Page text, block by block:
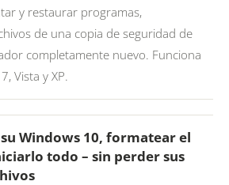
y restaurar programas,
de una copia de seguridad de
completamente nuevo. Funciona
Vista y XP.
Windows 10, formatear el
todo – sin perder sus